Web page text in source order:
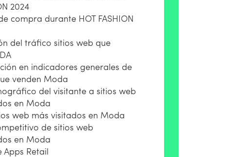
2024
compra durante HOT FASHION
del tráfico sitios web que
en indicadores generales de
venden Moda
del visitante a sitios web
en Moda
web más visitados en Moda
de sitios web
en Moda
Apps Retail